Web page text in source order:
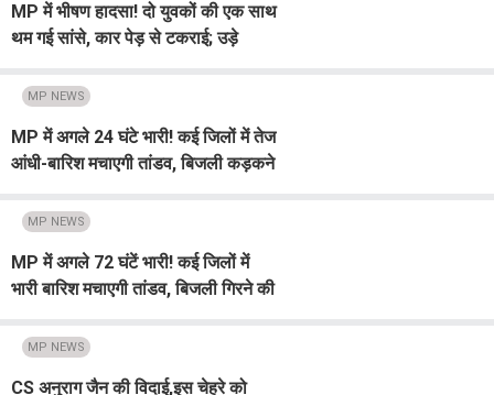
MP में भीषण हादसा! दो युवकों की एक साथ
थम गई सांसे, कार पेड़ से टकराई; उड़े
MP NEWS
MP में अगले 24 घंटे भारी! कई जिलों में तेज
आंधी-बारिश मचाएगी तांडव, बिजली कड़कने
MP NEWS
MP में अगले 72 घंटें भारी! कई जिलों में
भारी बारिश मचाएगी तांडव, बिजली गिरने की
MP NEWS
CS अनुराग जैन की विदाई,इस चेहरे को